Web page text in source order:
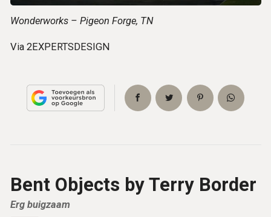
Wonderworks – Pigeon Forge, TN
Via 2EXPERTSDESIGN
Bent Objects by Terry Border
Erg buigzaam